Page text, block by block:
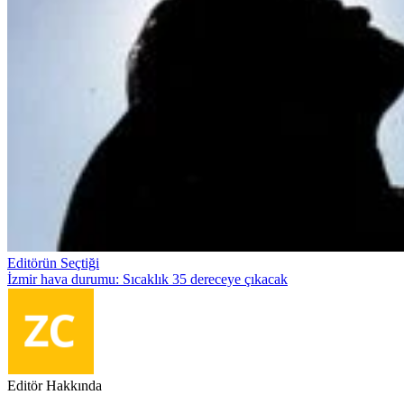
Editörün Seçtiği
İzmir hava durumu: Sıcaklık 35 dereceye çıkacak
Editör Hakkında